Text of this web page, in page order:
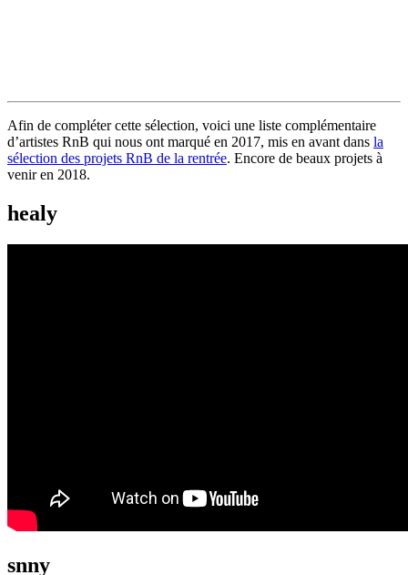
Afin de compléter cette sélection, voici une liste complémentaire
d’artistes RnB qui nous ont marqué en 2017, mis en avant dans la
sélection des projets RnB de la rentrée. Encore de beaux projets à
venir en 2018.
healy
snny